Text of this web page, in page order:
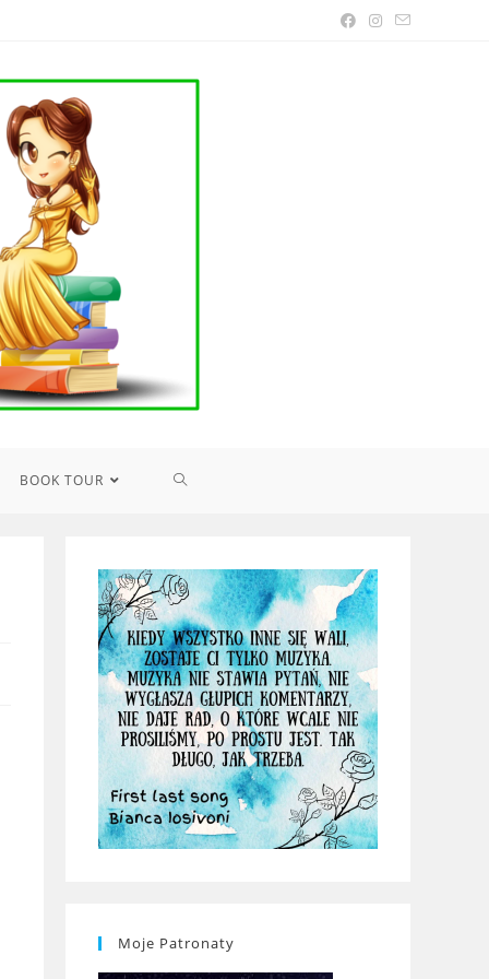
BOOK TOUR TOGGLE
SEARCH
Moje Patronaty